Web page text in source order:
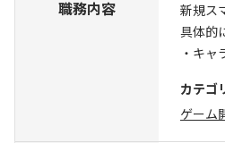
職務内容
新規ス
具体的
・キャ
カテゴ
ゲーム